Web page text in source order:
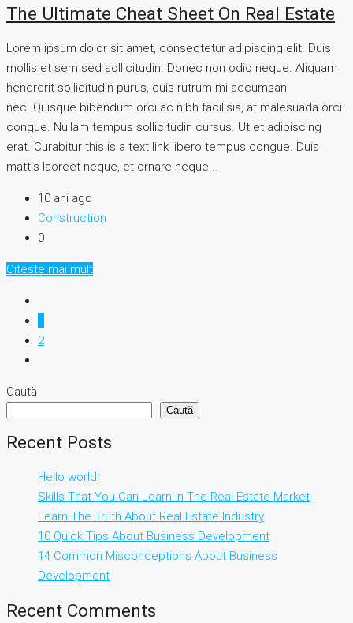
The Ultimate Cheat Sheet On Real Estate
Lorem ipsum dolor sit amet, consectetur adipiscing elit. Duis
mollis et sem sed sollicitudin. Donec non odio neque. Aliquam
hendrerit sollicitudin purus, quis rutrum mi accumsan
nec. Quisque bibendum orci ac nibh facilisis, at malesuada orci
congue. Nullam tempus sollicitudin cursus. Ut et adipiscing
erat. Curabitur this is a text link libero tempus congue. Duis
mattis laoreet neque, et ornare neque...
10 ani ago
Construction
0
Citeste mai mult
2
Caută
Caută
Recent Posts
Hello world!
Skills That You Can Learn In The Real Estate Market
Learn The Truth About Real Estate Industry
10 Quick Tips About Business Development
14 Common Misconceptions About Business
Development
Recent Comments